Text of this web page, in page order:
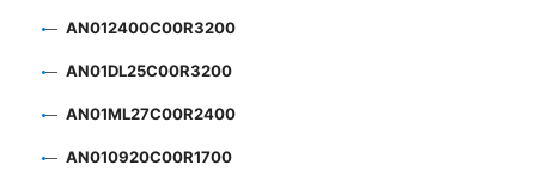
AN012400C00R3200
AN01DL25C00R3200
AN01ML27C00R2400
AN010920C00R1700